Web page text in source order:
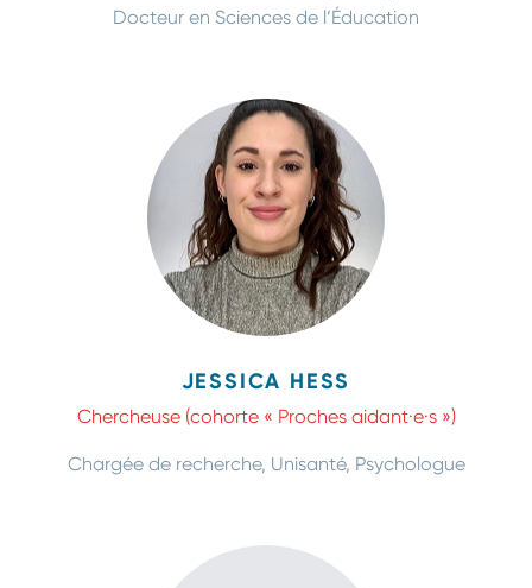
Docteur en Sciences de l’Éducation
JESSICA HESS
Chercheuse (cohorte « Proches aidant·e·s »)
Chargée de recherche, Unisanté, Psychologue